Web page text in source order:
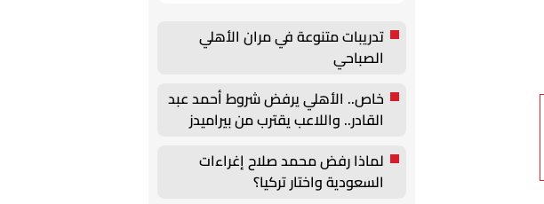
تدريبات متنوعة في مران الأهلي
الصباحي
خاص.. الأهلي يرفض شروط أحمد عبد
القادر.. واللاعب يقترب من بيراميدز
لماذا رفض محمد صلاح إغراءات
السعودية واختار تركيا؟